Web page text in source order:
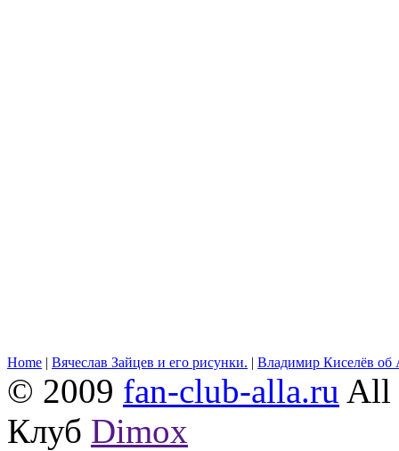
Home | Вячеслав Зайцев и его рисунки. | Владимир Киселёв об
© 2009 fan-club-alla.ru All
Клуб Dimox